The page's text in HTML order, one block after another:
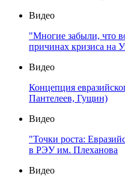
Видео
"Многие забыли, что
причинах кризиса на
Видео
Концепция
Пантелеев, Гущин)
Видео
"Точки роста:
в РЭУ им. Плеханова
Видео